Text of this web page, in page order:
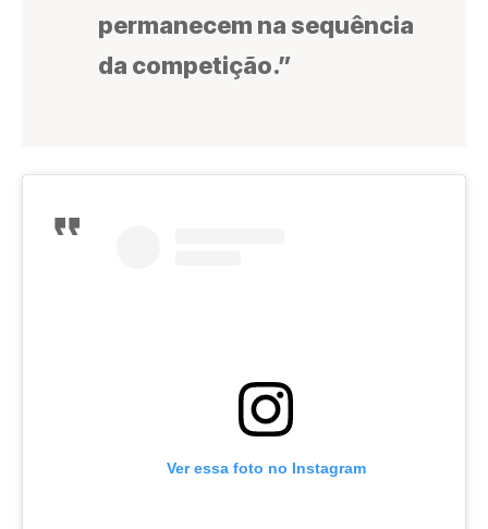
permanecem na sequência
da competição.”
Ver essa foto no Instagram